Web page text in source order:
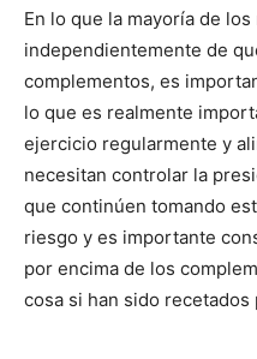
En lo que la mayoría de
independientemente de
complementos, es
lo que es realmente
ejercicio regularmente y
necesitan controlar la
que continúen tomando
riesgo y es importante
por encima de los
cosa si han sido